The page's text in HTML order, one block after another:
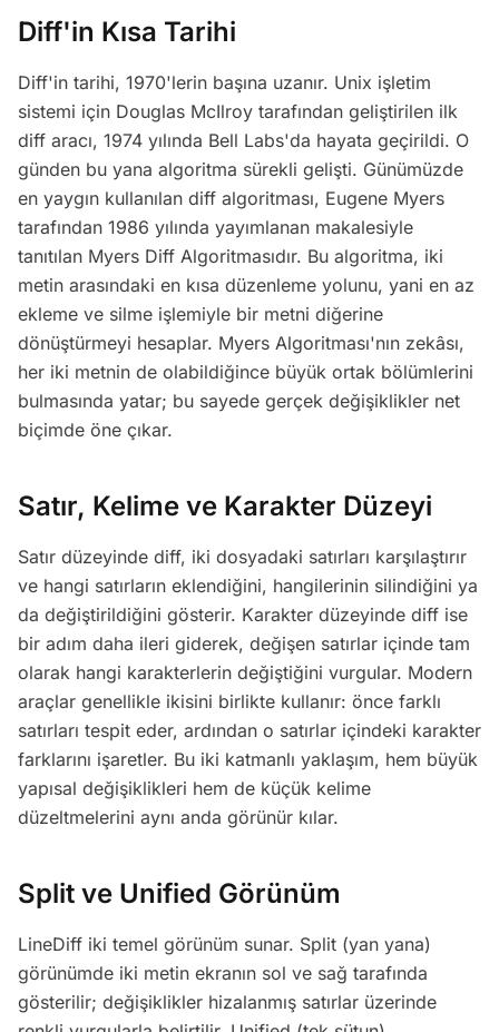
Diff'in Kısa Tarihi
Diff'in tarihi, 1970'lerin başına uzanır. Unix işletim
sistemi için Douglas McIlroy tarafından geliştirilen ilk
diff aracı, 1974 yılında Bell Labs'da hayata geçirildi. O
günden bu yana algoritma sürekli gelişti. Günümüzde
en yaygın kullanılan diff algoritması, Eugene Myers
tarafından 1986 yılında yayımlanan makalesiyle
tanıtılan Myers Diff Algoritmasıdır. Bu algoritma, iki
metin arasındaki en kısa düzenleme yolunu, yani en az
ekleme ve silme işlemiyle bir metni diğerine
dönüştürmeyi hesaplar. Myers Algoritması'nın zekâsı,
her iki metnin de olabildiğince büyük ortak bölümlerini
bulmasında yatar; bu sayede gerçek değişiklikler net
biçimde öne çıkar.
Satır, Kelime ve Karakter Düzeyi
Satır düzeyinde diff, iki dosyadaki satırları karşılaştırır
ve hangi satırların eklendiğini, hangilerinin silindiğini ya
da değiştirildiğini gösterir. Karakter düzeyinde diff ise
bir adım daha ileri giderek, değişen satırlar içinde tam
olarak hangi karakterlerin değiştiğini vurgular. Modern
araçlar genellikle ikisini birlikte kullanır: önce farklı
satırları tespit eder, ardından o satırlar içindeki karakter
farklarını işaretler. Bu iki katmanlı yaklaşım, hem büyük
yapısal değişiklikleri hem de küçük kelime
düzeltmelerini aynı anda görünür kılar.
Split ve Unified Görünüm
LineDiff iki temel görünüm sunar. Split (yan yana)
görünümde iki metin ekranın sol ve sağ tarafında
gösterilir; değişiklikler hizalanmış satırlar üzerinde